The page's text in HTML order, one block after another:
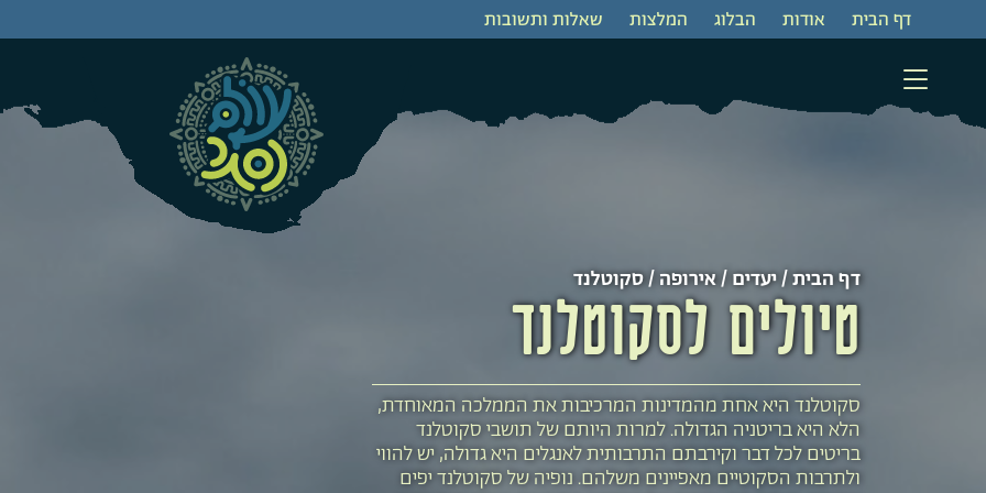
דף הבית ‫אודות‬ ‫הבלוג המלצות שאלות ותשובות
דף הבית/יעדים/אירופה/ סקוטלנד
טיולים לסקוטלנד
סקוטלנד היא אחת מהמדינות המרכיבות את הממלכה המאוחדת,
הלא היא בריטניה הגדולה. למרות היותם של תושבי סקוטלנד
בריטים לכל דבר וקירבתם התרבותית לאנגלים היא גדולה, יש להווי
ולתרבות הסקוטיים מאפיינים משלהם. נופיה של סקוטלנד יפים